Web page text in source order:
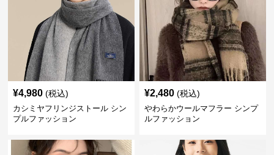
¥4,980 (税込)
カシミヤフリンジストール シン
プルファッション
¥2,480 (税込)
やわらかウールマフラー シンプ
ルファッション